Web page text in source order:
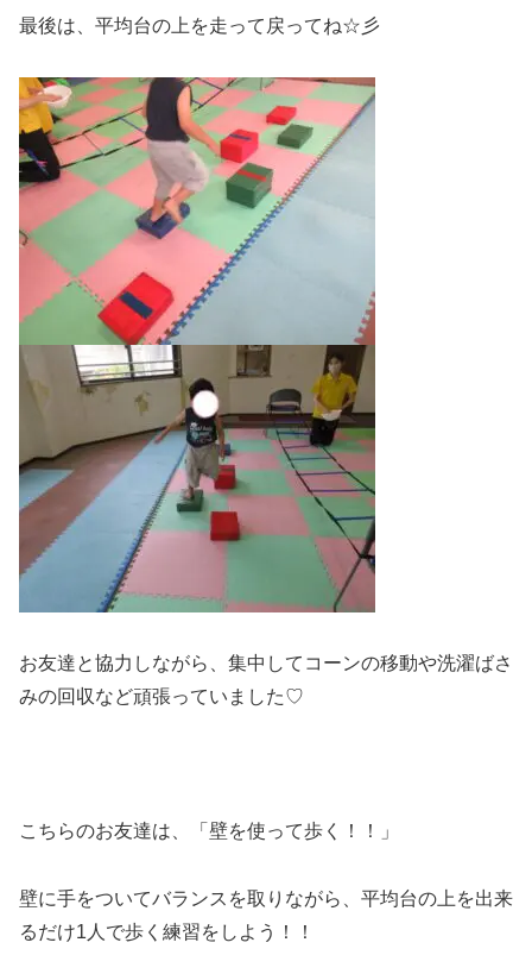
最後は、平均台の上を走って戻ってね☆彡
お友達と協力しながら、集中してコーンの移動や洗濯ばさ
みの回収など頑張っていました♡
こちらのお友達は、「壁を使って歩く！！」
壁に手をついてバランスを取りながら、平均台の上を出来
るだけ1人で歩く練習をしよう！！